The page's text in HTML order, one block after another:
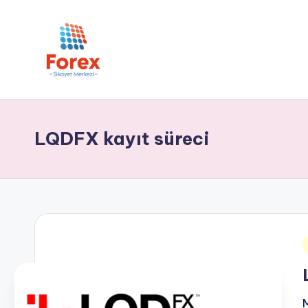
LQDFX kayıt süreci